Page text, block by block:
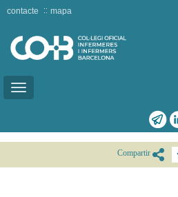
Toggle
contacte mapa
Compartir